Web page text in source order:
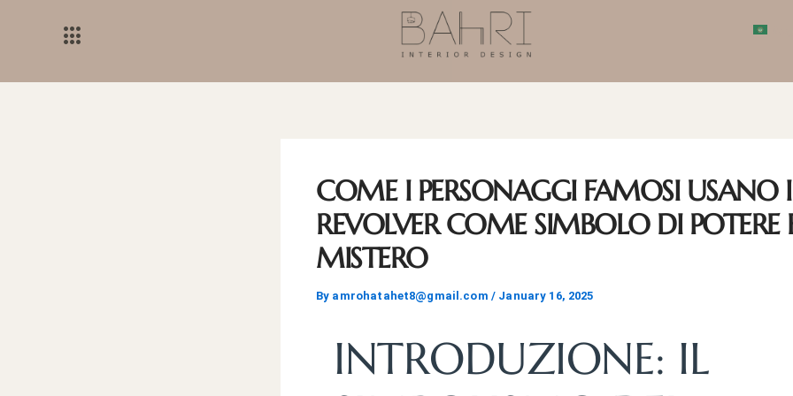
COME I PERSONAGGI FAMOSI USANO I
REVOLVER COME SIMBOLO DI POTERE
MISTERO
By amrohatahet8@gmail.com / January 16, 2025
INTRODUZIONE: IL